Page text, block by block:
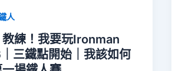
人
練！我要玩Ironman
三鐵點開始｜我該如何